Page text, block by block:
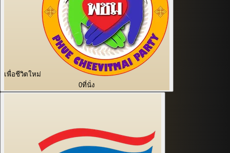
เพื่อชีวิตใหม่
0ที่นั่ง